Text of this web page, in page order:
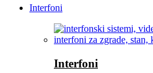
Interfoni
Interfoni